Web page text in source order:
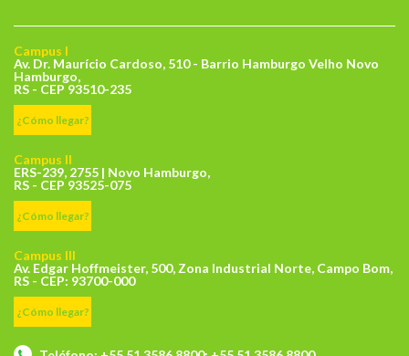
Campus I
Av. Dr. Maurício Cardoso, 510 - Barrio Hamburgo Velho Novo
Hamburgo,
RS - CEP 93510-235
¿Cómo llegar?
Campus II
ERS-239, 2755 | Novo Hamburgo,
RS - CEP 93525-075
¿Cómo llegar?
Campus III
Av. Edgar Hoffmeister, 500, Zona Industrial Norte, Campo Bom,
RS - CEP: 93700-000
¿Cómo llegar?